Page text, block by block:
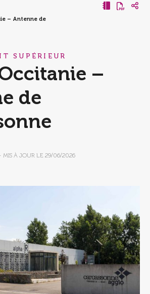
– Antenne de
SUPÉRIEUR
–
de
MIS À JOUR LE 29/06/2026